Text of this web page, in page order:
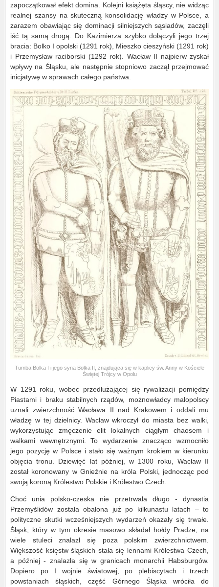
zapoczątkował efekt domina. Kolejni książęta śląscy, nie widząc
realnej szansy na skuteczną konsolidację władzy w Polsce, a
zarazem obawiając się dominacji silniejszych sąsiadów, zaczęli
iść tą samą drogą. Do Kazimierza szybko dołączyli jego trzej
bracia: Bolko I opolski (1291 rok), Mieszko cieszyński (1291 rok)
i Przemysław raciborski (1292 rok). Wacław II najpierw zyskał
wpływy na Śląsku, ale następnie stopniowo zaczął przejmować
inicjatywę w sprawach całego państwa.
Tumba Bolka I i jego syna Bolka II, znajdująca się w kaplicy św. Anny w Kościele
Świętej Trójcy w Opolu
W 1291 roku, wobec przedłużającej się rywalizacji pomiędzy
Piastami i braku stabilnych rządów, możnowładcy małopolscy
uznali zwierzchność Wacława II nad Krakowem i oddali mu
władzę w tej dzielnicy. Wacław wkroczył do miasta bez walki,
wykorzystując zmęczenie elit lokalnych ciągłym chaosem i
walkami wewnętrznymi. To wydarzenie znacząco wzmocniło
jego pozycję w Polsce i stało się ważnym krokiem w kierunku
objęcia tronu. Dziewięć lat później, w 1300 roku, Wacław II
został koronowany w Gnieźnie na króla Polski, jednocząc pod
swoją koroną Królestwo Polskie i Królestwo Czech.
Choć unia polsko-czeska nie przetrwała długo - dynastia
Przemyślidów została obalona już po kilkunastu latach – to
polityczne skutki wcześniejszych wydarzeń okazały się trwałe.
Śląsk, który w tym okresie masowo składał hołdy Pradze, na
wiele stuleci znalazł się poza polskim zwierzchnictwem.
Większość księstw śląskich stała się lennami Królestwa Czech,
a później - znalazła się w granicach monarchii Habsburgów.
Dopiero po I wojnie światowej, po plebiscytach i trzech
powstaniach śląskich, część Górnego Śląska wróciła do